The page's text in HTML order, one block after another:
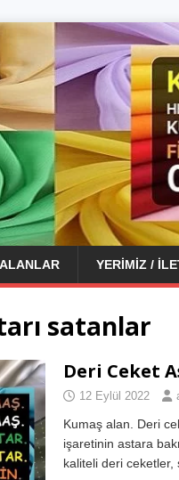
YERIMIZ /
satanlar
Deri Ceket
12 Eylül 2022
Kumaş alan. Deri
işaretinin astara
kaliteli deri